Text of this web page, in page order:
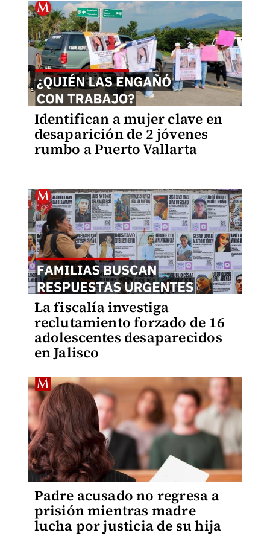
Identifican a mujer clave en
desaparición de 2 jóvenes
rumbo a Puerto Vallarta
La fiscalía investiga
reclutamiento forzado de 16
adolescentes desaparecidos
en Jalisco
Padre acusado no regresa a
prisión mientras madre
lucha por justicia de su hija